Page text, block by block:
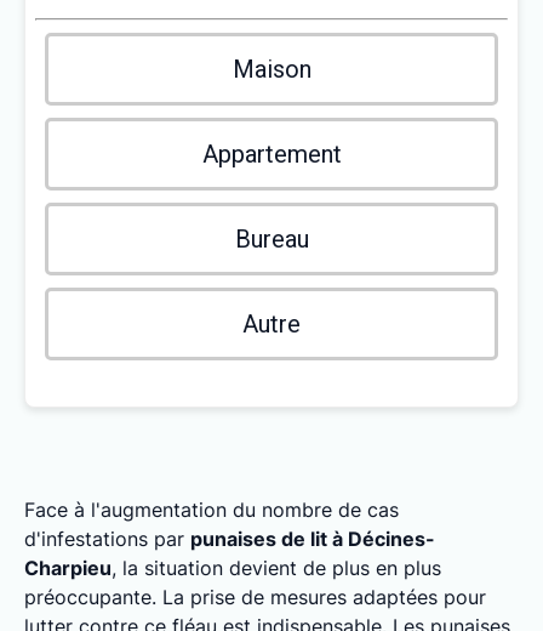
Maison
Appartement
Bureau
Autre
Face à l'augmentation du nombre de cas
d'infestations par punaises de lit à Décines-
Charpieu, la situation devient de plus en plus
préoccupante. La prise de mesures adaptées pour
lutter contre ce fléau est indispensable. Les punaises